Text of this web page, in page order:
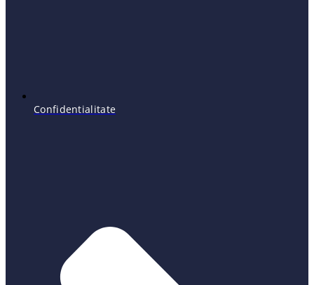
Confidentialitate